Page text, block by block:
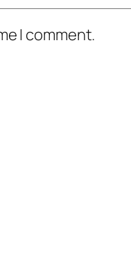
I comment.